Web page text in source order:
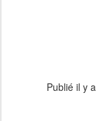
Publié il y a